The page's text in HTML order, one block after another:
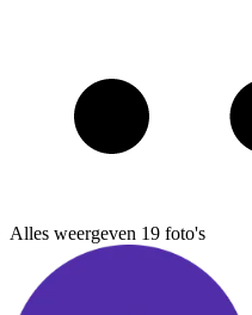
Alles weergeven 19 foto's